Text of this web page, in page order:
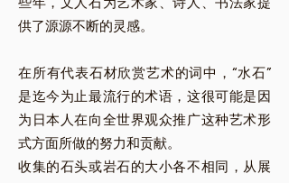
些年，文人石为艺术家、诗人、书法家提
供了源源不断的灵感。
在所有代表石材欣赏艺术的词中，“水石”
是迄今为止最流行的术语，这很可能是因
为日本人在向全世界观众推广这种艺术形
式方面所做的努力和贡献。
收集的石头或岩石的大小各不相同，从展